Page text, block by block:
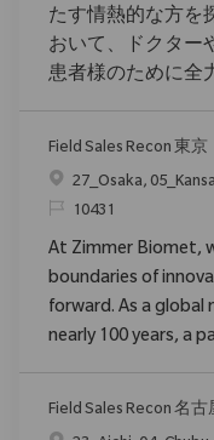
たす情熱的な方を
おいて、ドクター
患者様のために全
Field Sales Recon 東京
Posizione
27_Osaka,
ID richiesto
10431
At Zimmer Biomet,
boundaries of
forward. As a global
nearly 100 years, a
Field Sales Recon 名古